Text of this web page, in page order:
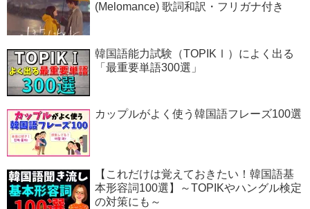
(Melomance) 歌詞和訳・フリガナ付き
韓国語能力試験（TOPIKⅠ）によく出る
「最重要単語300選」
カップルがよく使う韓国語フレーズ100選
【これだけは覚えておきたい！韓国語基
本形容詞100選】～TOPIKやハングル検定
の対策にも～